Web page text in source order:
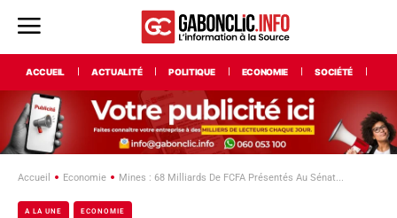
ACCUEIL ACTUALITÉ POLITIQUE ECONOMIE SOCIÉTÉ
Accueil Economie Mines : 68 Milliards De FCFA Présentés Au Sénat...
A LA UNE ECONOMIE